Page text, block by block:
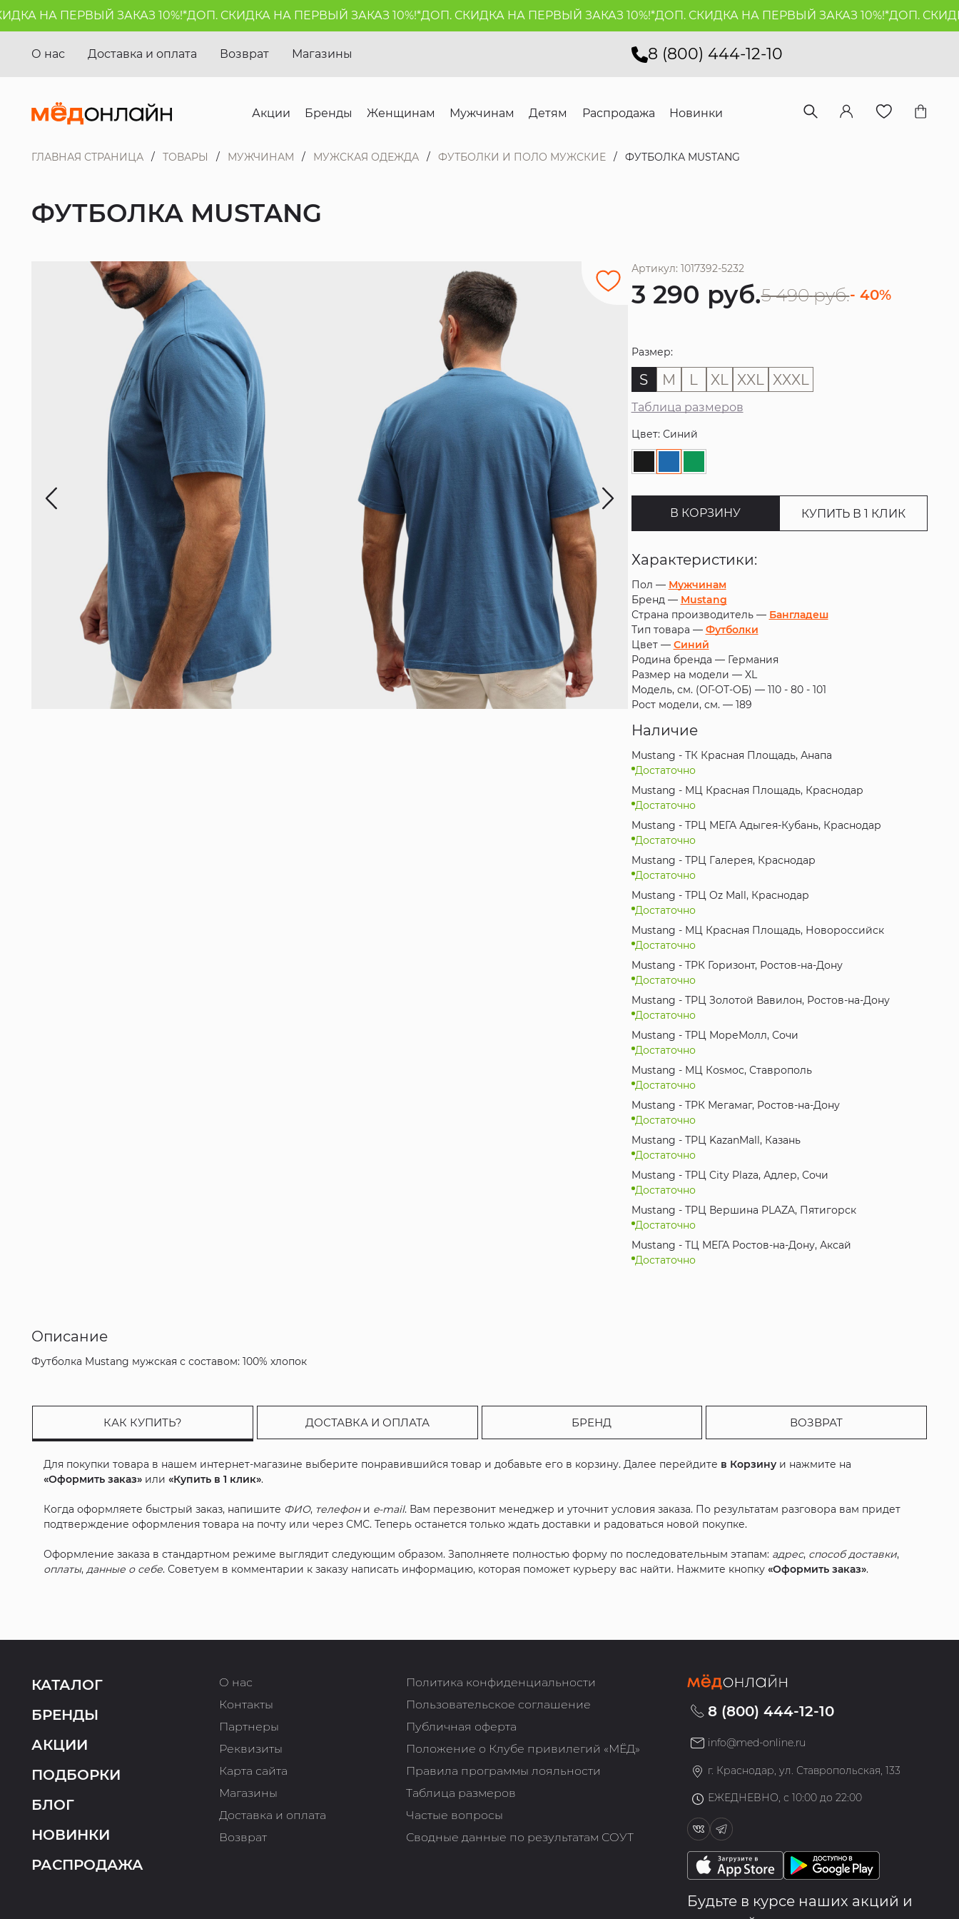
НА ПЕРВЫЙ ЗАКАЗ 10%!*ДОП. СКИДКА НА ПЕРВЫЙ ЗАКАЗ 10%!*ДОП. СКИДКА НА ПЕРВЫЙ ЗАКАЗ 10%!*ДОП. СКИДКА НА ПЕРВЫЙ ЗАКАЗ 10%!*ДОП. СКИДКА
8 (800) 444-12-10
О нас Доставка и оплата Возврат Магазины
Акции Бренды Женщинам Мужчинам Детям Распродажа Новинки
ГЛАВНАЯ СТРАНИЦА ТОВАРЫ МУЖЧИНАМ МУЖСКАЯ ОДЕЖДА ФУТБОЛКИ И ПОЛО МУЖСКИЕ ФУТБОЛКА MUSTANG
ФУТБОЛКА MUSTANG
Артикул: 1017392-5232
3 290 руб.5 490 руб.- 40%
Размер:
S M L XL XXL XXXL
Таблица размеров
Цвет: Синий
В КОРЗИНУ КУПИТЬ В 1 КЛИК
Характеристики:
Пол — Мужчинам
Бренд — Mustang
Страна производитель — Бангладеш
Тип товара — Футболки
Цвет — Синий
Родина бренда — Германия
Размер на модели — XL
Модель, см. (ОГ-ОТ-ОБ) — 110 - 80 - 101
Рост модели, см. — 189
Наличие
Mustang - ТК Красная Площадь, Анапа
Достаточно
Mustang - МЦ Красная Площадь, Краснодар
Достаточно
Mustang - ТРЦ МЕГА Адыгея-Кубань, Краснодар
Достаточно
Mustang - ТРЦ Галерея, Краснодар
Достаточно
Mustang - ТРЦ Oz Mall, Краснодар
Достаточно
Mustang - МЦ Красная Площадь, Новороссийск
Достаточно
Mustang - ТРК Горизонт, Ростов-на-Дону
Достаточно
Mustang - ТРЦ Золотой Вавилон, Ростов-на-Дону
Достаточно
Mustang - ТРЦ МореМолл, Сочи
Достаточно
Mustang - МЦ Коsмос, Ставрополь
Достаточно
Mustang - ТРК Мегамаг, Ростов-на-Дону
Достаточно
Mustang - ТРЦ KazanMall, Казань
Достаточно
Mustang - ТРЦ City Plaza, Адлер, Сочи
Достаточно
Mustang - ТРЦ Вершина PLAZA, Пятигорск
Достаточно
Mustang - ТЦ МЕГА Ростов-на-Дону, Аксай
Достаточно
Описание
Футболка Mustang мужская с составом: 100% хлопок
КАК КУПИТЬ? ДОСТАВКА И ОПЛАТА БРЕНД ВОЗВРАТ
Для покупки товара в нашем интернет-магазине выберите понравившийся товар и добавьте его в корзину. Далее перейдите в Корзину и нажмите на
«Оформить заказ» или«Купить в 1 клик».
Когда оформляете быстрый заказ, напишите ФИО, телефони e-mail. Вам перезвонит менеджер и уточнит условия заказа. По результатам разговора вам придет
подтверждение оформления товара на почту или через СМС. Теперь останется только ждать доставки и радоваться новой покупке.
Оформление заказа в стандартном режиме выглядит следующим образом. Заполняете полностью форму по последовательным этапам: адрес, способ доставки,
оплаты,данные о себе. Советуем в комментарии к заказу написать информацию, которая поможет курьеру вас найти. Нажмите кнопку«Оформить заказ».
КАТАЛОГ
БРЕНДЫ
АКЦИИ
ПОДБОРКИ
БЛОГ
НОВИНКИ
РАСПРОДАЖА
О нас
Контакты
Партнеры
Реквизиты
Карта сайта
Магазины
Доставка и оплата
Возврат
Политика конфиденциальности
Пользовательское соглашение
Публичная оферта
Положение о Клубе привилегий «МЁД»
Правила программы лояльности
Таблица размеров
Частые вопросы
Сводные данные по результатам СОУТ
8 (800) 444-12-10
info@med-online.ru
г. Краснодар, ул. Ставропольская, 133
ЕЖЕДНЕВНО, с 10:00 до 22:00
Будьте в курсе наших акций и